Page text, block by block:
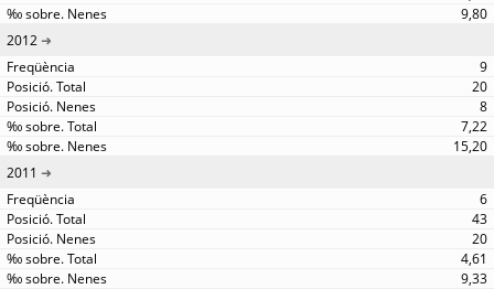
9,80
2012
9
20
8
7,22
15,20
2011
6
43
20
4,61
9,33